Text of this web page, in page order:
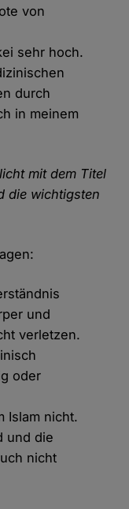
von
sehr hoch.
durch
in meinem
mit dem Titel
die wichtigsten
und
verletzen.
oder
Islam nicht.
und die
nicht